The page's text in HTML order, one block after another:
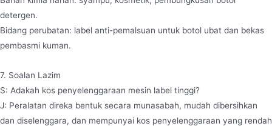
detergen.
Bidang perubatan: label anti-pemalsuan untuk botol ubat dan bekas
pembasmi kuman.
7. Soalan Lazim
S: Adakah kos penyelenggaraan mesin label tinggi?
J: Peralatan direka bentuk secara munasabah, mudah dibersihkan
dan diselenggara, dan mempunyai kos penyelenggaraan yang rendah